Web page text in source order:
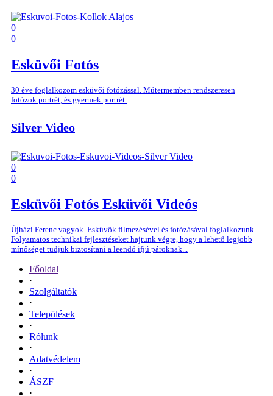
0
0
Esküvői Fotós
30 éve foglalkozom esküvői fotózással. Műtermemben rendszeresen
fotózok portrét, és gyermek portrét.
Silver Video
0
0
Esküvői Fotós Esküvői Videós
Újházi Ferenc vagyok. Esküvők filmezésével és fotózásával foglalkozunk.
Folyamatos technikai fejlesztéseket hajtunk végre, hogy a lehető legjobb
mínőséget tudjuk biztosítani a leendő ifjú pároknak...
Főoldal
⋅
Szolgáltatók
⋅
Települések
⋅
Rólunk
⋅
Adatvédelem
⋅
ÁSZF
⋅